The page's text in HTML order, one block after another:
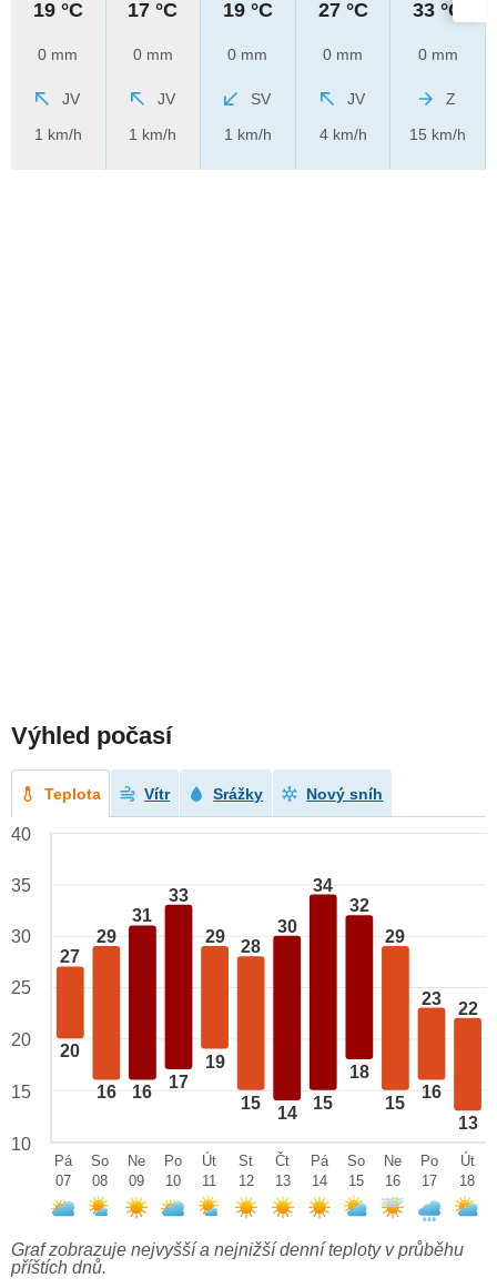
19 °C
0 mm
JV
1 km/h
17 °C
0 mm
JV
1 km/h
19 °C
0 mm
SV
1 km/h
27 °C
0 mm
JV
4 km/h
33 °C
0 mm
Z
15 km/h
Výhled počasí
Teplota Vítr Srážky Nový sníh
27
20
29
16
31
16
33
17
29
19
28
15
30
14
34
15
32
18
29
15
23
16
22
13
40
35
30
25
20
15
10
Pá
07
So
08
Ne
09
Po
10
Út
11
St
12
Čt
13
Pá
14
So
15
Ne
16
Po
17
Út
18
Graf zobrazuje nejvyšší a nejnižší denní teploty v průběhu
příštích dnů.